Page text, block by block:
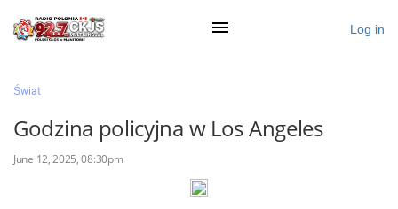
Ogłoś się
Log in
Świat
Godzina policyjna w Los Angeles
June 12, 2025, 08:30pm